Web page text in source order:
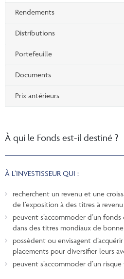
Rendements
Distributions
Portefeuille
Documents
Prix antérieurs
À qui le Fonds est-il destiné ?
À L’INVESTISSEUR QUI :
recherchent un revenu et une
de l’exposition à des titres à
peuvent s’accommoder d’un
dans des titres mondiaux de
possèdent ou envisagent
placements pour diversifier leurs
peuvent s’accommoder d’un